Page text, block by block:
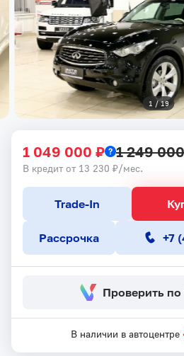
1 / 19
1 049 000 ₽ 1 249
В кредит от 13 230 ₽/мес.
Trade-In
Рассрочка +7
Проверить по
В наличии в автоцентре